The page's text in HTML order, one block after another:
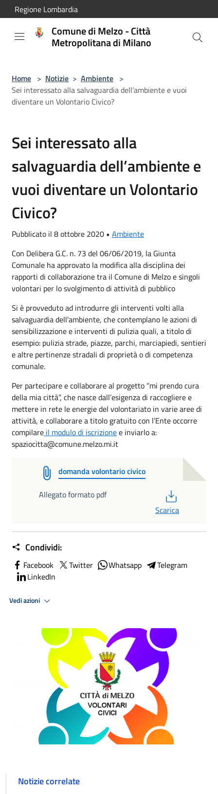
Salta al contenuto principale
Regione Lombardia
Comune di Melzo - Città
Metropolitana di Milano
Home > Notizie > Ambiente >
Sei interessato alla salvaguardia dell’ambiente e vuoi
diventare un Volontario Civico?
Sei interessato alla
salvaguardia dell’ambiente e
vuoi diventare un Volontario
Civico?
Pubblicato il 8 ottobre 2020 • Ambiente
Con Delibera G.C. n. 73 del 06/06/2019, la Giunta
Comunale ha approvato la modifica alla disciplina dei
rapporti di collaborazione tra il Comune di Melzo e singoli
volontari per lo svolgimento di attività di pubblico
Si è provveduto ad introdurre gli interventi volti alla
salvaguardia dell'ambiente, che contemplano le azioni di
sensibilizzazione e interventi di pulizia quali, a titolo di
esempio: pulizia strade, piazze, parchi, marciapiedi, sentieri
e altre pertinenze stradali di proprietà o di competenza
comunale.
Per partecipare e collaborare al progetto “mi prendo cura
della mia città”, che nasce dall’esigenza di raccogliere e
mettere in rete le energie del volontariato in varie aree di
attività, e collaborare a titolo gratuito con l’Ente occorre
compilare il modulo di iscrizionee inviarlo a:
spaziocitta@comune.melzo.mi.it
domanda volontario civico
Allegato formato pdf
Scarica
Condividi:
Facebook Twitter Whatsapp
Telegram
LinkedIn
Vedi azioni
Notizie correlate